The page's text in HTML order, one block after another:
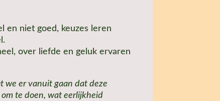
en niet goed, keuzes leren
over liefde en geluk ervaren
we er vanuit gaan dat deze
te doen, wat eerlijkheid